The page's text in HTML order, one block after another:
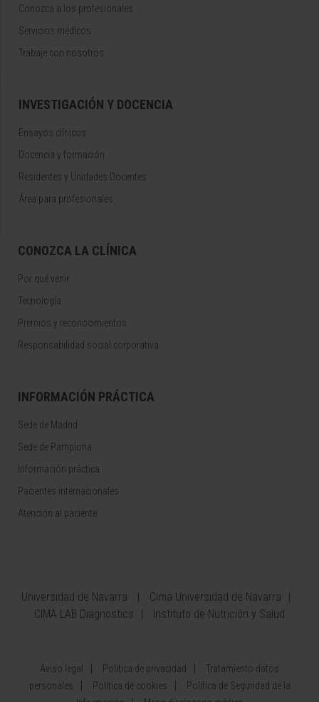
Conozca a los profesionales
Servicios médicos
Trabaje con nosotros
INVESTIGACIÓN Y DOCENCIA
Ensayos clínicos
Docencia y formación
Residentes y Unidades Docentes
Área para profesionales
CONOZCA LA CLÍNICA
Por qué venir
Tecnología
Premios y reconocimientos
Responsabilidad social corporativa
INFORMACIÓN PRÁCTICA
Sede de Madrid
Sede de Pamplona
Información práctica
Pacientes internacionales
Atención al paciente
Universidad de Navarra
Cima Universidad de Navarra
CIMA LAB Diagnostics
Instituto de Nutrición y Salud
Aviso legal Política de privacidad
Tratamiento datos
personales
Política de cookies
Política de Seguridad de la